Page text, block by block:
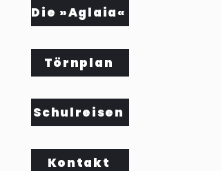
Die »Aglaia«
Törnplan
Schulreisen
Kontakt